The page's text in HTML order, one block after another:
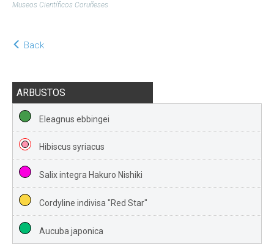
Museos Científicos Coruñeses
Back
ARBUSTOS
Eleagnus ebbingei
Hibiscus syriacus
Salix integra Hakuro Nishiki
Cordyline indivisa "Red Star"
Aucuba japonica